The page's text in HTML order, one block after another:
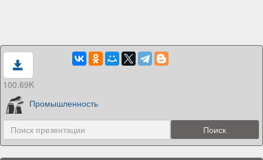
100.69K
Промышленность